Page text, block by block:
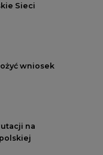
Sieci
wniosek
na